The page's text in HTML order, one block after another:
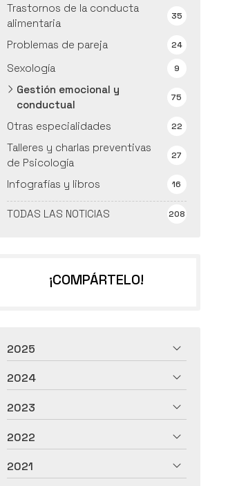
TODAS LAS NOTICIAS 208
Trastornos de la conducta
alimentaria
35
Problemas de pareja 24
Sexología 9
Gestión emocional y
conductual
75
Otras especialidades 22
Talleres y charlas preventivas
de Psicología
27
Infografías y libros 16
¡COMPÁRTELO!
2025
2024
2023
2022
2021